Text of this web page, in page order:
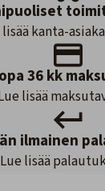
lisää kanta-
36 kk
lisää
ilmainen
Lue lisää